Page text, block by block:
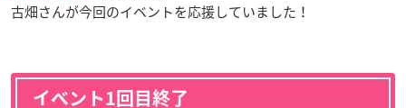
古畑さんが今回のイベントを応援していました！
イベント1回目終了